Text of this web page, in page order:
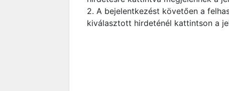
2. A bejelentkezést követően a
kiválasztott hirdeténél kattintson a